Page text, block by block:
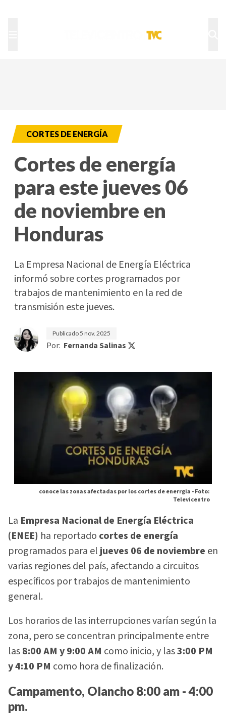
CORTES DE ENERGÍA
Cortes de energía
para este jueves 06
de noviembre en
Honduras
La Empresa Nacional de Energía Eléctrica
informó sobre cortes programados por
trabajos de mantenimiento en la red de
transmisión este jueves.
Publicado5 nov. 2025
Por: Fernanda Salinas
conoce las zonas afectadas por los cortes de enerrgia -Foto:
Televicentro
La Empresa Nacional de Energía Eléctrica
(ENEE) ha reportado cortes de energía
programados para eljueves 06 de noviembre en
varias regiones del país, afectando a circuitos
específicos por trabajos de mantenimiento
general.
Los horarios de las interrupciones varían según la
zona, pero se concentran principalmente entre
las8:00 AM y 9:00 AM como inicio, y las3:00 PM
y 4:10 PM como hora de finalización.
Campamento, Olancho 8:00 am - 4:00
pm.